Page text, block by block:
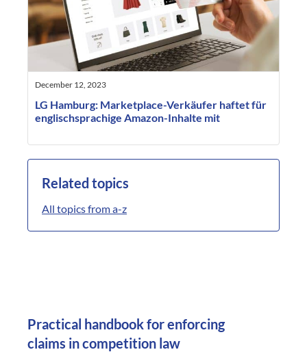
December 12, 2023
LG Hamburg: Marketplace-Verkäufer haftet für
englischsprachige Amazon-Inhalte mit
Related topics
All topics from a-z
Practical handbook for enforcing
claims in competition law